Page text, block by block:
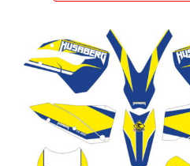
Этот
товар
имеет
несколько
вариаций.
Опции
можно